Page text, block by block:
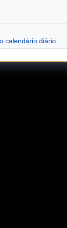
calendário diário